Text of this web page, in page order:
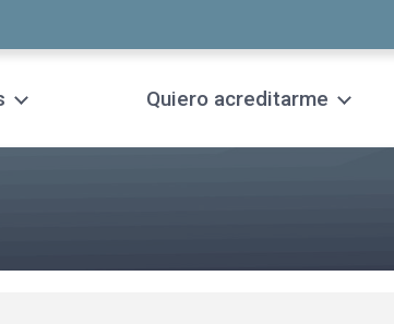
Quiero acreditarme